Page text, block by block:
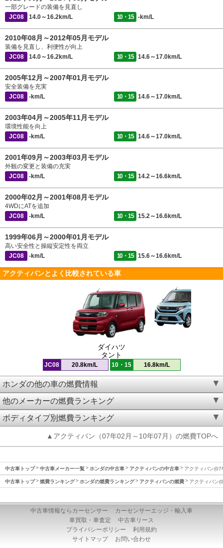
一部グレードの装備を見直し
JC08
14.0～16.2km/L 10・15 -km/L
2010年08月～2012年05月モデル
装備を見直し、利便性が向上
JC08
14.0～16.2km/L 10・15 14.6～17.0km/L
2005年12月～2007年01月モデル
安全装備を充実
JC08
-km/L 10・15 14.6～17.0km/L
2003年04月～2005年11月モデル
環境性能を向上
JC08
-km/L 10・15 14.6～17.0km/L
2001年09月～2003年03月モデル
外観の変更と装備の充実
JC08
-km/L 10・15 14.2～16.6km/L
2000年02月～2001年08月モデル
4WDにATを追加
JC08
-km/L 10・15 15.2～16.6km/L
1999年06月～2000年01月モデル
高い安全性と操縦安定性を両立
JC08
-km/L 10・15 15.6～16.6km/L
アクティバンとよく比較されている車
ダイハツ
タント
JC08 20.8km/L 10・15 16.8km/L
ホンダの他の車の燃費情報
他のメーカーの燃費ランキング
ボディタイプ別燃費ランキング
▲アクティバン（07年02月～10年07月）の燃費TOPへ
中古車トップ 中古車メーカー一覧 ホンダの中古車 アクティバンの中古車 アクティバン
中古車トップ 燃費ランキング ホンダの燃費ランキング アクティバンの燃費 アクティバン
中古車情報ならカーセンサー
カーセンサーエッジ・輸入車
車買取・車査定
中古車リース
プライバシーポリシー
利用規約
サイトマップ
お問い合わせ